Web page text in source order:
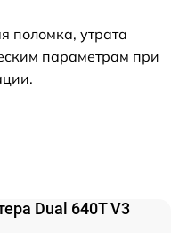
поломка, утрата
параметрам при
Dual 640T V3